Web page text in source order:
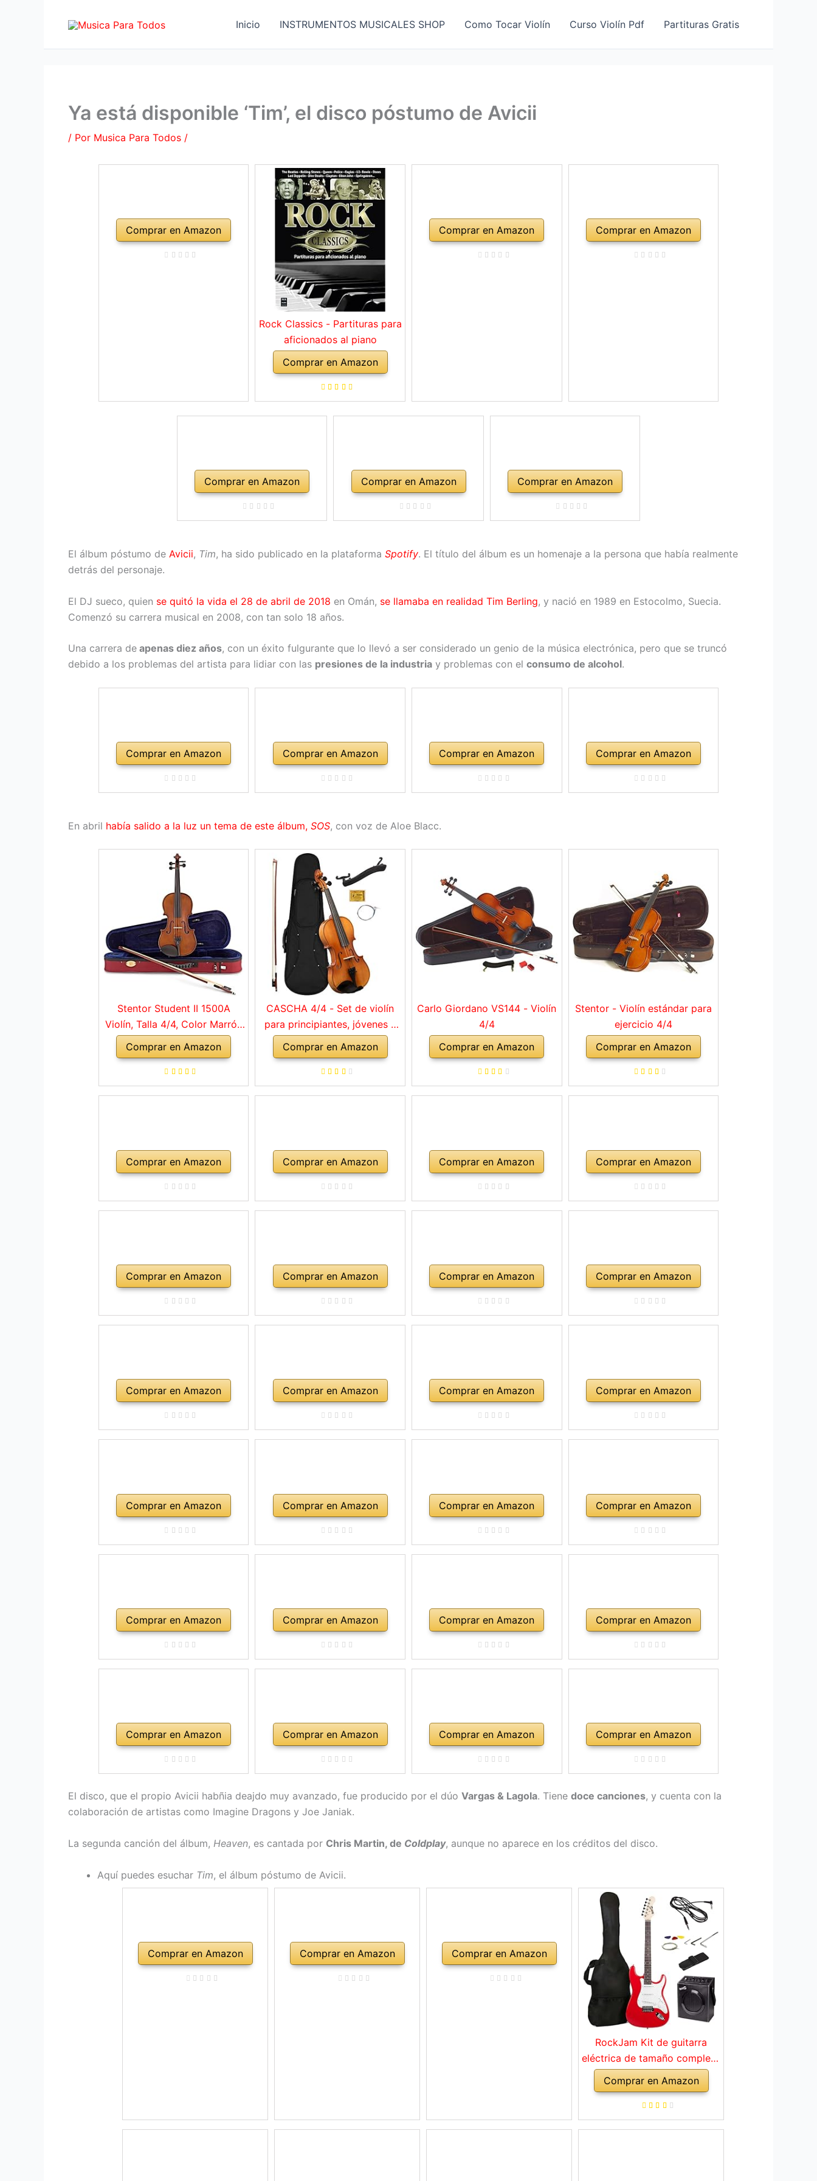
Inicio INSTRUMENTOS MUSICALES SHOP Como Tocar Violín Curso Violín Pdf Partituras Gratis
Ya está disponible ‘Tim’, el disco póstumo de Avicii
/ Por Musica Para Todos /
Comprar en Amazon
Rock Classics - Partituras para
aficionados al piano
Comprar en Amazon
Comprar en Amazon Comprar en Amazon
Comprar en Amazon Comprar en Amazon Comprar en Amazon
El álbum póstumo de Avicii, Tim, ha sido publicado en la plataforma Spotify. El título del álbum es un homenaje a la persona que había realmente
detrás del personaje.
El DJ sueco, quien se quitó la vida el 28 de abril de 2018 en Omán, se llamaba en realidad Tim Berling, y nació en 1989 en Estocolmo, Suecia.
Comenzó su carrera musical en 2008, con tan solo 18 años.
Una carrera de apenas diez años, con un éxito fulgurante que lo llevó a ser considerado un genio de la música electrónica, pero que se truncó
debido a los problemas del artista para lidiar con las presiones de la industria y problemas con el consumo de alcohol.
Comprar en Amazon Comprar en Amazon Comprar en Amazon Comprar en Amazon
En abril había salido a la luz un tema de este álbum, SOS, con voz de Aloe Blacc.
Stentor Student II 1500A
Violín, Talla 4/4, Color Marrón
Rojo
Comprar en Amazon
CASCHA 4/4 - Set de violín
para principiantes, jóvenes y
adultos, violín macizo con
arco, colofonia, cuerdas de
repuesto, soporte para
hombro, maletín, abeto natural
Comprar en Amazon
Carlo Giordano VS144 - Violín
4/4
Comprar en Amazon
Stentor - Violín estándar para
ejercicio 4/4
Comprar en Amazon
Comprar en Amazon Comprar en Amazon Comprar en Amazon Comprar en Amazon
Comprar en Amazon Comprar en Amazon Comprar en Amazon Comprar en Amazon
Comprar en Amazon Comprar en Amazon Comprar en Amazon Comprar en Amazon
Comprar en Amazon Comprar en Amazon Comprar en Amazon Comprar en Amazon
Comprar en Amazon Comprar en Amazon Comprar en Amazon Comprar en Amazon
Comprar en Amazon Comprar en Amazon Comprar en Amazon Comprar en Amazon
El disco, que el propio Avicii habñia deajdo muy avanzado, fue producido por el dúo Vargas & Lagola. Tiene doce canciones, y cuenta con la
colaboración de artistas como Imagine Dragons y Joe Janiak.
La segunda canción del álbum, Heaven, es cantada por Chris Martin, de Coldplay, aunque no aparece en los créditos del disco.
Aquí puedes esuchar Tim, el álbum póstumo de Avicii.
Comprar en Amazon Comprar en Amazon Comprar en Amazon
RockJam Kit de guitarra
eléctrica de tamaño completo
con amplificador de 10
vatios, clases, correa, bolsa
de transporte, púas, golpe,
plomo y cuerdas de repuesto,
Comprar en Amazon